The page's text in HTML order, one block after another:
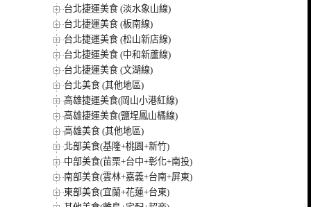
台北捷運美食 (淡水象山線)
台北捷運美食 (板南線)
台北捷運美食 (松山新店線)
台北捷運美食 (中和新蘆線)
台北捷運美食 (文湖線)
台北美食 (其他地區)
高雄捷運美食(岡山小港紅線)
高雄捷運美食(鹽埕鳳山橘線)
高雄美食 (其他地區)
北部美食(基隆+桃園+新竹)
中部美食(苗栗+台中+彰化+南投)
南部美食(雲林+嘉義+台南+屏東)
東部美食(宜蘭+花蓮+台東)